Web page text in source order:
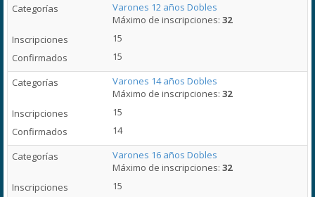
Varones 12 años Dobles
Máximo de inscripciones:32
15
15
Varones 14 años Dobles
Máximo de inscripciones:32
15
14
Varones 16 años Dobles
Máximo de inscripciones:32
15